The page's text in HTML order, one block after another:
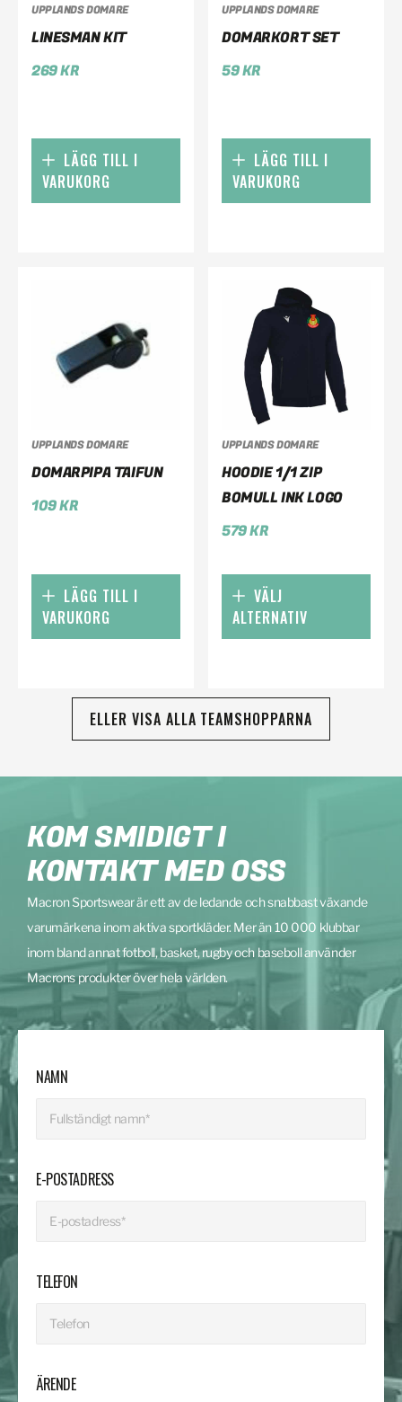
UPPLANDS DOMARE
LINESMAN KIT
269KR
LÄGG TILL I
VARUKORG
UPPLANDS DOMARE
DOMARKORT SET
59KR
LÄGG TILL I
VARUKORG
UPPLANDS DOMARE
DOMARPIPA TAIFUN
109KR
LÄGG TILL I
VARUKORG
UPPLANDS DOMARE
HOODIE 1/1 ZIP
BOMULL INK LOGO
579KR
VÄLJ
ALTERNATIV
ELLER VISA ALLA TEAMSHOPPARNA
KOM SMIDIGT I
KONTAKT MED OSS
Macron Sportswear är ett av de ledande och snabbast växande
varumärkena inom aktiva sportkläder. Mer än 10 000 klubbar
inom bland annat fotboll, basket, rugby och baseboll använder
Macrons produkter över hela världen.
NAMN
E-POSTADRESS
TELEFON
ÄRENDE